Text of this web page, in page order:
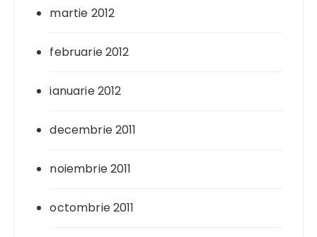
martie 2012
februarie 2012
ianuarie 2012
decembrie 2011
noiembrie 2011
octombrie 2011